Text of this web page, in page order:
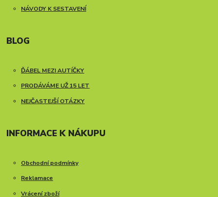
NÁVODY K SESTAVENÍ
BLOG
ĎÁBEL MEZI AUTÍČKY
PRODÁVÁME UŽ 15 LET
NEJČASTEJŠÍ OTÁZKY
INFORMACE K NÁKUPU
Obchodní podmínky
Reklamace
Vrácení zboží